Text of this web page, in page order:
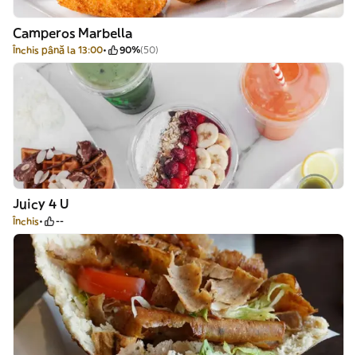
Camperos Marbella
Închis până la 13:00 90%(50)
Juicy 4 U
Închis --